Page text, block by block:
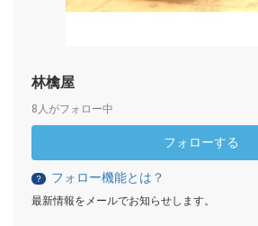
林檎屋
8人がフォロー中
フォローする
？ フォロー機能とは？
最新情報をメールでお知らせします。